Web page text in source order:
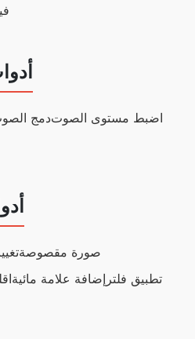
دمجاضبط مستوى الصوت
صورة مقصوصة
إضافة علامة مائية تطبيق فلتر